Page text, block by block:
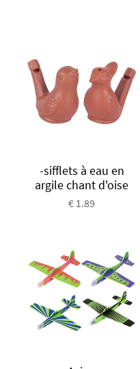
-sifflets à eau en
argile chant d'oise
€ 1.89